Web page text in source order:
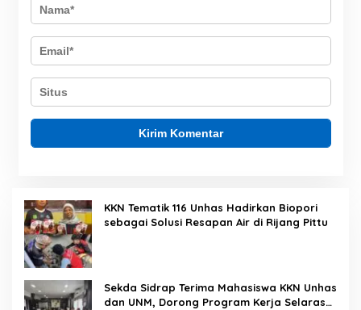
KKN Tematik 116 Unhas Hadirkan Biopori
sebagai Solusi Resapan Air di Rijang Pittu
Sekda Sidrap Terima Mahasiswa KKN Unhas
dan UNM, Dorong Program Kerja Selaras